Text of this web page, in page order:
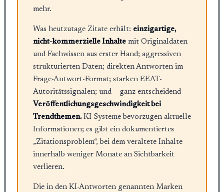
mehr.
Was heutzutage Zitate erhält: einzigartige,
nicht-kommerzielle Inhaltemit Originaldaten
und Fachwissen aus erster Hand; aggressiven
strukturierten Daten; direkten Antworten im
Frage-Antwort-Format; starken EEAT-
Autoritätssignalen; und – ganz entscheidend –
Veröffentlichungsgeschwindigkeit bei
Trendthemen.KI-Systeme bevorzugen aktuelle
Informationen; es gibt ein dokumentiertes
„Zitationsproblem“, bei dem veraltete Inhalte
innerhalb weniger Monate an Sichtbarkeit
verlieren.
Die in den KI-Antworten genannten Marken